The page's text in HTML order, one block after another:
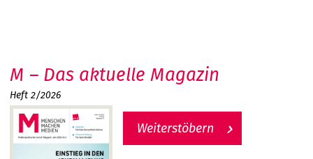
M – Das aktuelle Magazin
Heft 2/2026
Weiterstöbern